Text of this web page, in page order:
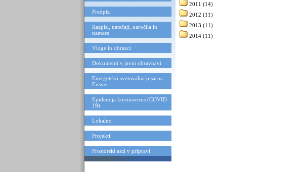
Predpisi
Razpisi, natečaji, naročila in
namere
Vloge in obrazci
Dokumenti v javni obravnavi
Energetsko svetovalna pisarna
Ensvet
Epidemija koronavirus (COVID-
19)
Lokalno
Projekti
Prostorski akti v pripravi
2011 (14)
2012 (11)
2013 (11)
2014 (11)